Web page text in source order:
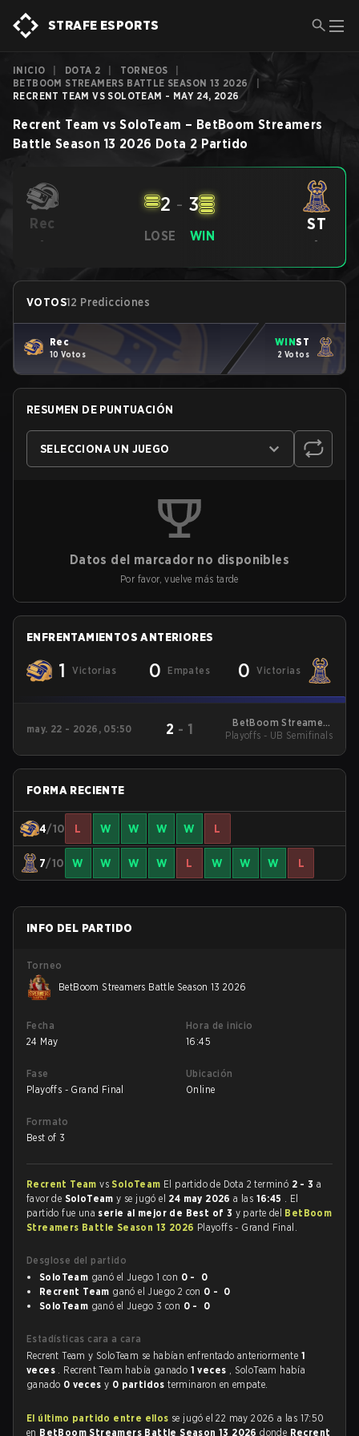
STRAFE ESPORTS
INICIO DOTA 2 TORNEOS
BETBOOM STREAMERS BATTLE SEASON 13 2026
RECRENT TEAM VS SOLOTEAM - MAY 24, 2026
Recrent Team vs SoloTeam – BetBoom Streamers
Battle Season 13 2026 Dota 2 Partido
Rec
- LOSE
2 - 3
WIN
ST
-
VOTOS12 Predicciones
Rec
10 Votos
WINST
2 Votos
RESUMEN DE PUNTUACIÓN
SELECCIONA UN JUEGO
Datos del marcador no disponibles
Por favor, vuelve más tarde
ENFRENTAMIENTOS ANTERIORES
1 Victorias 0 Empates 0 Victorias
may. 22 - 2026, 05:50 2 - 1
BetBoom Streamers
Battle Season 13 2026
Playoffs - UB Semifinals
FORMA RECIENTE
4/10 L W W W W L
7/10 W W W W L W W W L
INFO DEL PARTIDO
Torneo
BetBoom Streamers Battle Season 13 2026
Fecha
24 May
Hora de inicio
16:45
Fase
Playoffs - Grand Final
Ubicación
Online
Formato
Best of 3
Recrent Teamvs SoloTeam El partido de Dota 2 terminó 2 - 3 a
favor de SoloTeamy se jugó el 24 may 2026a las 16:45 . El
partido fue una serie al mejor de Best of 3 y parte del BetBoom
Streamers Battle Season 13 2026 Playoffs - Grand Final.
Desglose del partido
SoloTeam ganó el Juego 1 con 0 - 0
Recrent Team ganó el Juego 2 con 0 - 0
SoloTeam ganó el Juego 3 con 0 - 0
Estadísticas cara a cara
Recrent Team y SoloTeam se habían enfrentado anteriormente 1
veces . Recrent Team había ganado 1 veces , SoloTeam había
ganado 0 vecesy 0 partidosterminaron en empate.
El último partido entre ellos se jugó el 22 may 2026 a las 17:50
en BetBoom Streamers Battle Season 13 2026donde Recrent